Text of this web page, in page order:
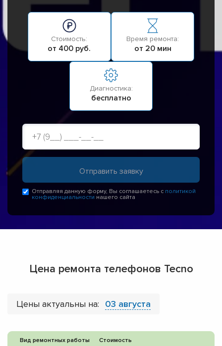
Стоимость:
от 400 руб.
Время ремонта:
от 20 мин
Диагностика:
бесплатно
Отправляя данную форму, Вы соглашаетесь с политикой
конфиденциальности нашего сайта
Цена ремонта телефонов Tecno
Цены актуальны на: 03 августа
Вид ремонтных работы Стоимость